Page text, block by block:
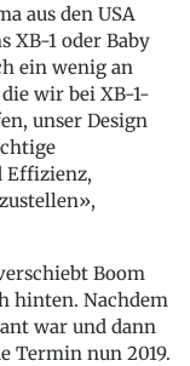
aus den USA
XB-1 oder Baby
ein wenig an
wir bei XB-1-
unser Design
Effizienz,
Boom
hinten. Nachdem
war und dann
Termin nun 2019.